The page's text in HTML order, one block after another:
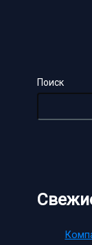
Поиск